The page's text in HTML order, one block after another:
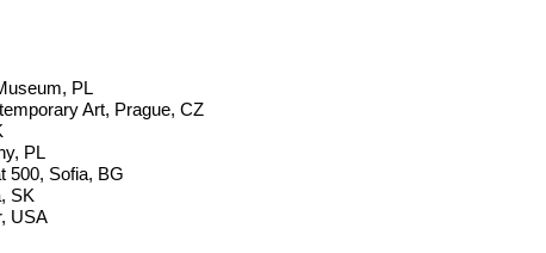
PL
Art, Prague, CZ
PL
500, Sofia, BG
SK
USA